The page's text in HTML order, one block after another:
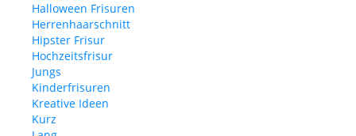
Halloween Frisuren
Herrenhaarschnitt
Hipster Frisur
Hochzeitsfrisur
Jungs
Kinderfrisuren
Kreative Ideen
Kurz